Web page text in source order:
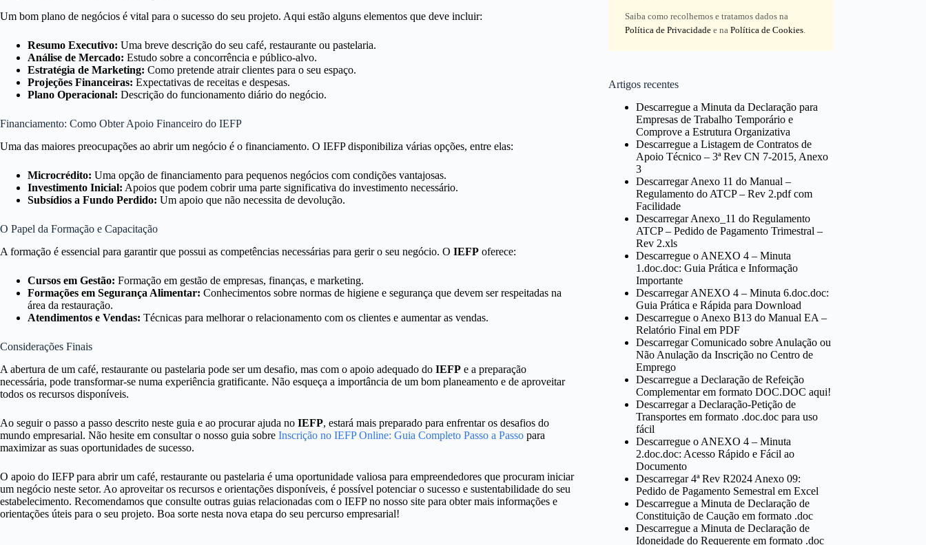
Um bom plano de negócios é vital para o sucesso do seu projeto. Aqui estão alguns elementos que deve incluir:
Resumo Executivo: Uma breve descrição do seu café, restaurante ou pastelaria.
Análise de Mercado: Estudo sobre a concorrência e público-alvo.
Estratégia de Marketing: Como pretende atrair clientes para o seu espaço.
Projeções Financeiras: Expectativas de receitas e despesas.
Plano Operacional: Descrição do funcionamento diário do negócio.
Financiamento: Como Obter Apoio Financeiro do IEFP
Uma das maiores preocupações ao abrir um negócio é o financiamento. O IEFP disponibiliza várias opções, entre elas:
Microcrédito: Uma opção de financiamento para pequenos negócios com condições vantajosas.
Investimento Inicial: Apoios que podem cobrir uma parte significativa do investimento necessário.
Subsídios a Fundo Perdido: Um apoio que não necessita de devolução.
O Papel da Formação e Capacitação
A formação é essencial para garantir que possui as competências necessárias para gerir o seu negócio. O IEFP oferece:
Cursos em Gestão: Formação em gestão de empresas, finanças, e marketing.
Formações em Segurança Alimentar: Conhecimentos sobre normas de higiene e segurança que devem ser respeitadas na
área da restauração.
Atendimentos e Vendas: Técnicas para melhorar o relacionamento com os clientes e aumentar as vendas.
Considerações Finais
A abertura de um café, restaurante ou pastelaria pode ser um desafio, mas com o apoio adequado do IEFP e a preparação
necessária, pode transformar-se numa experiência gratificante. Não esqueça a importância de um bom planeamento e de aproveitar
todos os recursos disponíveis.
Ao seguir o passo a passo descrito neste guia e ao procurar ajuda no IEFP, estará mais preparado para enfrentar os desafios do
mundo empresarial. Não hesite em consultar o nosso guia sobre Inscrição no IEFP Online: Guia Completo Passo a Passo para
maximizar as suas oportunidades de sucesso.
O apoio do IEFP para abrir um café, restaurante ou pastelaria é uma oportunidade valiosa para empreendedores que procuram iniciar
um negócio neste setor. Ao aproveitar os recursos e orientações disponíveis, é possível potenciar o sucesso e sustentabilidade do seu
estabelecimento. Recomendamos que consulte outras guias relacionadas com o IEFP no nosso site para obter mais informações e
orientações úteis para o seu projeto. Boa sorte nesta nova etapa do seu percurso empresarial!
Saiba como recolhemos e tratamos dados na
Política de Privacidade e naPolítica de Cookies.
Artigos recentes
Descarregue a Minuta da Declaração para
Empresas de Trabalho Temporário e
Comprove a Estrutura Organizativa
Descarregue a Listagem de Contratos de
Apoio Técnico – 3ª Rev CN 7-2015, Anexo
3
Descarregar Anexo 11 do Manual –
Regulamento do ATCP – Rev 2.pdf com
Facilidade
Descarregar Anexo_11 do Regulamento
ATCP – Pedido de Pagamento Trimestral –
Rev 2.xls
Descarregue o ANEXO 4 – Minuta
1.doc.doc: Guia Prática e Informação
Importante
Descarregar ANEXO 4 – Minuta 6.doc.doc:
Guia Prática e Rápida para Download
Descarregue o Anexo B13 do Manual EA –
Relatório Final em PDF
Descarregar Comunicado sobre Anulação ou
Não Anulação da Inscrição no Centro de
Emprego
Descarregue a Declaração de Refeição
Complementar em formato DOC.DOC aqui!
Descarregar a Declaração-Petição de
Transportes em formato .doc.doc para uso
fácil
Descarregue o ANEXO 4 – Minuta
2.doc.doc: Acesso Rápido e Fácil ao
Documento
Descarregar 4ª Rev R2024 Anexo 09:
Pedido de Pagamento Semestral em Excel
Descarregue a Minuta de Declaração de
Constituição de Caução em formato .doc
Descarregue a Minuta de Declaração de
Idoneidade do Requerente em formato .doc